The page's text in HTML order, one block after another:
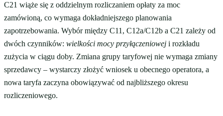
C21 wiąże się z oddzielnym rozliczaniem opłaty za moc
zamówioną, co wymaga dokładniejszego planowania
zapotrzebowania. Wybór między C11, C12a/C12b a C21 zależy od
dwóch czynników: wielkości mocy przyłączeniowej i rozkładu
zużycia w ciągu doby. Zmiana grupy taryfowej nie wymaga zmiany
sprzedawcy – wystarczy złożyć wniosek u obecnego operatora, a
nowa taryfa zaczyna obowiązywać od najbliższego okresu
rozliczeniowego.